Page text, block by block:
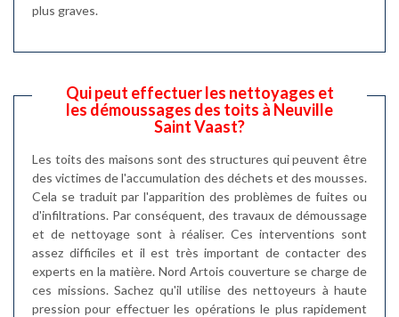
plus graves.
Qui peut effectuer les nettoyages et
les démoussages des toits à Neuville
Saint Vaast?
Les toits des maisons sont des structures qui peuvent être
des victimes de l'accumulation des déchets et des mousses.
Cela se traduit par l'apparition des problèmes de fuites ou
d'infiltrations. Par conséquent, des travaux de démoussage
et de nettoyage sont à réaliser. Ces interventions sont
assez difficiles et il est très important de contacter des
experts en la matière. Nord Artois couverture se charge de
ces missions. Sachez qu'il utilise des nettoyeurs à haute
pression pour effectuer les opérations le plus rapidement